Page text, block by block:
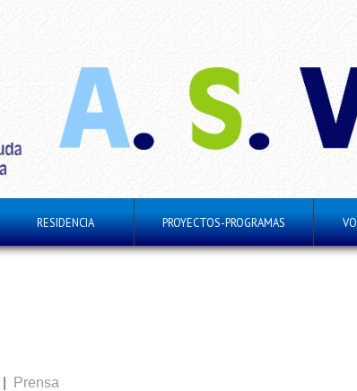
RESIDENCIA PROYECTOS-PROGRAMAS
Prensa